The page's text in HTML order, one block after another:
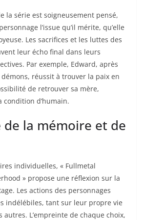
la série est soigneusement pensé,
l’issue qu’il mérite, qu’elle
Les sacrifices et les luttes des
leur écho final dans leurs
Par exemple, Edward, après
réussit à trouver la paix en
de retrouver sa mère,
condition d’humain.
de la mémoire et de
individuelles, « Fullmetal
» propose une réflexion sur la
Les actions des personnages
indélébiles, tant sur leur propre vie
autres. L’empreinte de chaque choix,